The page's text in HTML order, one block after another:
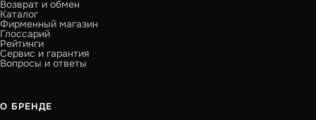
Возврат и обмен
Каталог
Фирменный магазин
Глоссарий
Рейтинги
Сервис и гарантия
Вопросы и ответы
О БРЕНДЕ